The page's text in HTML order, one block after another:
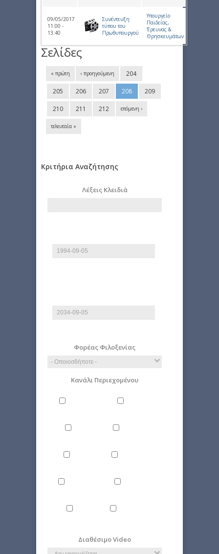
09/05/2017
11:00 -
13:40
Συνέντευξη
τύπου του
Πρωθυπουργού
Υπουργείο
Παιδείας,
Έρευνας &
Θρησκευμάτων
Σελίδες
« πρώτη ‹ προηγούμενη 204
205 206 207 208 209
210 211 212 επόμενη ›
τελευταία »
Κριτήρια Αναζήτησης
Λέξεις Κλειδιά
Φορέας Φιλοξενίας
Κανάλι Περιεχομένου
Διαθέσιμο Video